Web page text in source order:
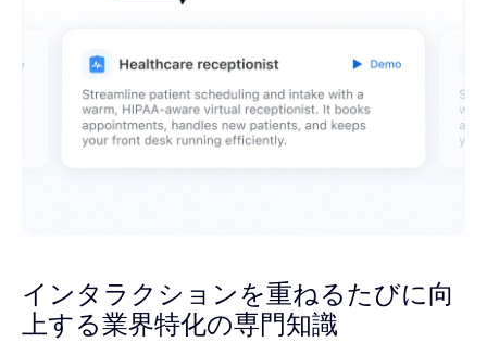
インタラクションを重ねるたびに向
上する業界特化の専門知識